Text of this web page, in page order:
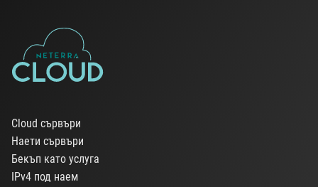
Cloud сървъри
Наети сървъри
Бекъп като услуга
IPv4 под наем